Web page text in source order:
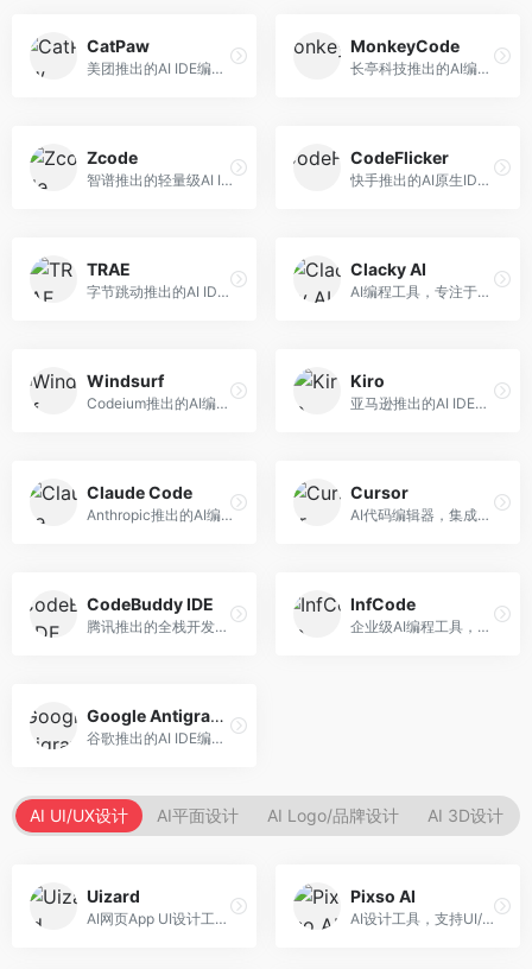
CatPaw
美团推出的AI IDE编程工具，专注于本地开发生态。面向开发者，提供智能代码补全、代码生成、项目管理等服务，本地开发体验好。
MonkeyCode
长亭科技推出的AI编程助手，专注于安全开发。面向开发者，提供代码生成、安全检测、漏洞修复等服务，安全开发能力强。
Zcode
智谱推出的轻量级AI IDE，基于GLM模型。面向开发者，提供智能代码补全、代码生成、错误检测等服务，中文编程支持好。
CodeFlicker
快手推出的AI原生IDE，专注于短视频相关开发。面向快手生态开发者，提供代码生成、调试辅助等服务，与快手开发生态深度整合。
TRAE
字节跳动推出的AI IDE编程工具，深度集成大模型能力。面向开发者，提供智能代码补全、代码解释、重构优化等服务，编程效率显著提升。
Clacky AI
AI编程工具，专注于代码智能生成与优化。面向开发者，提供代码生成、代码重构、错误修复等服务，编程效率高。
Windsurf
Codeium推出的AI编程工具，专注于代码智能辅助。面向开发者，提供代码补全、代码生成、代码解释等服务，多语言支持完善。
Kiro
亚马逊推出的AI IDE，深度整合AWS云服务。面向AWS开发者，提供代码生成、云服务集成、部署自动化等服务，与AWS生态无缝衔接。
Claude Code
Anthropic推出的AI编程工具，基于Claude模型。面向开发者，提供代码生成、代码审查、调试辅助等服务，代码质量高，推理能力强。
Cursor
AI代码编辑器，集成GPT-4模型，专注于智能编程辅助。面向开发者，提供代码生成、代码解释、错误修复等服务，编程体验流畅，开发效率高。
CodeBuddy IDE
腾讯推出的全栈开发AI IDE，整合腾讯云服务。面向开发者，提供代码生成、调试辅助、部署服务等功能，与腾讯云生态深度整合。
InfCode
企业级AI编程工具，专注于团队协作开发。面向企业开发团队，提供代码生成、代码审查、团队协作等服务，企业级功能完善。
Google Antigravity
谷歌推出的AI IDE编程智能体，整合Google Cloud服务。面向谷歌生态开发者，提供智能编程辅助、云服务集成等功能。
AI UI/UX设计 AI平面设计 AI Logo/品牌设计 AI 3D设计
Uizard
AI网页App UI设计工具，专注于快速界面生成。面向产品经理和设计师，提供线框图转UI、界面生成、设计优化等服务，设计速度快。
Pixso AI
AI设计工具，支持UI/UX设计全流程。面向设计师和产品团队，提供界面生成、设计优化、协作评审等服务，国产替代方案，团队协作便捷。